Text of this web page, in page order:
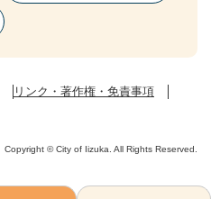
リンク・著作権・免責事項
Copyright © City of Iizuka. All Rights Reserved.